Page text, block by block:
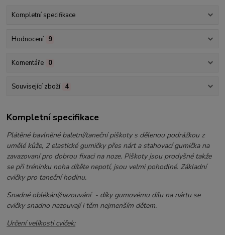
Kompletní specifikace
Hodnocení 9
Komentáře 0
Související zboží 4
Kompletní specifikace
Plátěné bavlněné baletní/taneční piškoty s dělenou podrážkou z
umělé kůže, 2 elastické gumičky přes nárt a stahovací gumička na
zavazovaní pro dobrou fixaci na noze. Piškoty jsou prodyšné takže
se při tréninku noha dítěte nepotí, jsou velmi pohodlné. Základní
cvičky pro taneční hodinu.
Snadné oblékání/nazouvání - díky gumovému dílu na nártu se
cvičky snadno nazouvají i těm nejmenším dětem.
Určení velikosti cviček: